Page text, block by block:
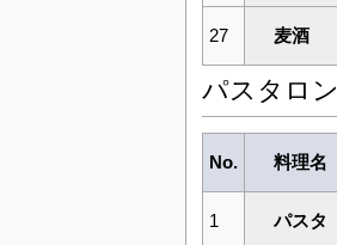
27 麦酒
パスタロン
No. 料理名
1 パスタ